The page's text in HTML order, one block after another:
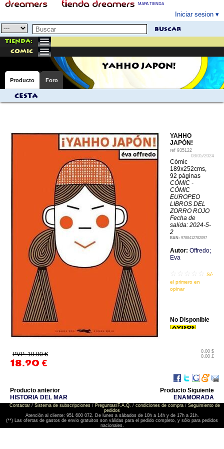
MAPA TIENDA
Iniciar sesion
buscar
Tienda:
comic
YAHHO JAPÓN!
Producto Foro
Cesta
YAHHO
JAPÓN!
ref 935122
03/05/2024
Cómic
189x252cms,
92 páginas
CÓMIC -
CÓMIC
EUROPEO
LIBROS DEL
ZORRO ROJO
Fecha de
salida: 2024-5-
2
EAN: 9788412782097
Autor: Offredo;
Eva
Sé
el primero en
opinar
PVP: 19.90 €
18.90 €
0.00 $
0.00 £
No Disponible
Producto anterior
HISTORIA DEL MAR
Producto Siguiente
ENAMORADA
Contactar/ Sistema de subscripciones/ Preguntas/F.A.Q. / condiciones de compra/ Seguimiento de
pedidos
Atención al cliente: 951 600 072. De lunes a sábados de 10h a 14h y de 17h a 21h.
(**) Las ofertas de gastos de envio gratuitos son válidas para el pedido completo, y sólo para pedidos
nacionales.